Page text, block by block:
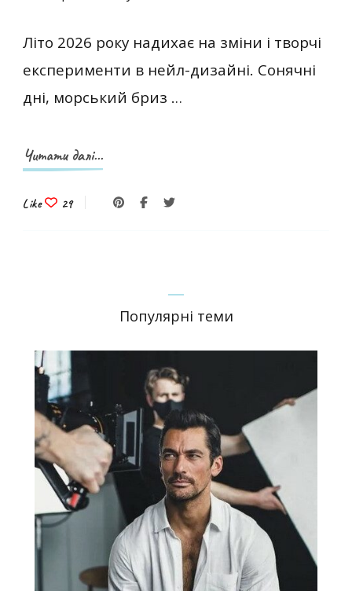
Літо 2026 року надихає на зміни і творчі
експерименти в нейл-дизайні. Сонячні
дні, морський бриз …
Читати далі...
Like 29
Популярні теми